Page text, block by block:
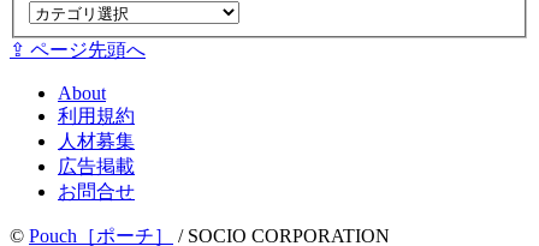
⇪ ページ先頭へ
About
利用規約
人材募集
広告掲載
お問合せ
© Pouch［ポーチ］ / SOCIO CORPORATION